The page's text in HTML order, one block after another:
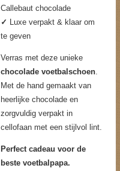
Callebaut chocolade
✓ Luxe verpakt & klaar om
te geven
Verras met deze unieke
chocolade voetbalschoen.
Met de hand gemaakt van
heerlijke chocolade en
zorgvuldig verpakt in
cellofaan met een stijlvol lint.
Perfect cadeau voor de
beste voetbalpapa.